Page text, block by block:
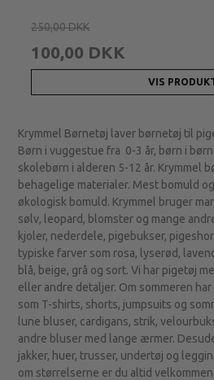
250,00 DKK
100,00 DKK
VIS
Krymmel Børnetøj laver børnetøj til
Børn i vuggestue fra 0-3 år, børn i
skolebørn i alderen 5-12 år. Krymmel
behagelige materialer. Mest bomuld
økologisk bomuld. Krymmel bruger
sølv, leopard, blomster og mange
kjoler, nederdele, pigebukser,
typiske farver som rosa, lyserød,
blå, beige, grå og sort. Vi har pigetøj
eller andre detaljer. Om sommeren
som T-shirts, shorts, jumpsuits og
lune bluser, cardigans, strik,
andre bluser med lange ærmer.
jakker, huer, trusser, undertøj og
om størrelserne er du altid